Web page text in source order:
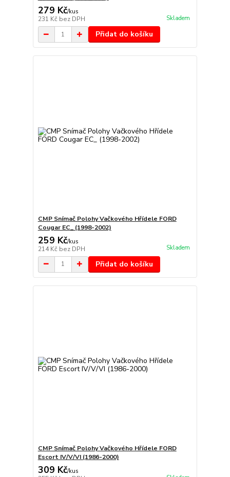
279 Kč/kus
231 Kč bez DPH Skladem
Přidat do košíku
CMP Snímač Polohy Vačkového Hřídele FORD
Cougar EC_ (1998-2002)
259 Kč/kus
214 Kč bez DPH Skladem
Přidat do košíku
CMP Snímač Polohy Vačkového Hřídele FORD
Escort IV/V/VI (1986-2000)
309 Kč/kus